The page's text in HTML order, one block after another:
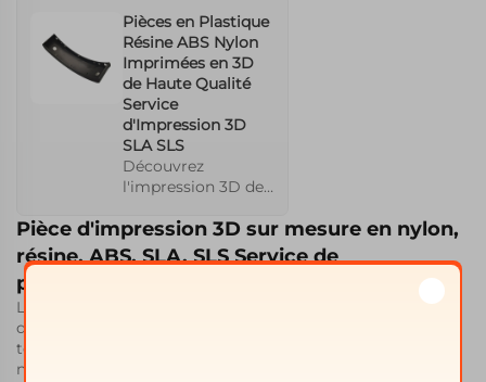
Pièces en Plastique
Résine ABS Nylon
Imprimées en 3D
de Haute Qualité
Service
d'Impression 3D
SLA SLS
Découvrez
l'impression 3D de
de la résine de
nylon ABS, un
matériau réputé
Pièce d'impression 3D sur mesure en nylon,
résine, ABS, SLA, SLS Service de
prototypage rapide Moule
Le prototypage rapide répond aux besoins des conditions
dynamiques du marché en réduisant considérablement le
temps de conception à la production. Utilisant la résine de
nylon personnalisée dans le prototypage rapide, ce service